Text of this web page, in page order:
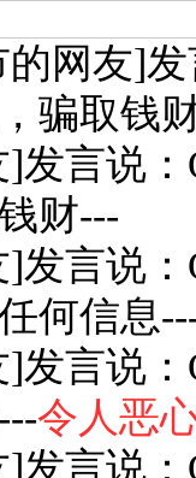
网友]
骗取钱
]发言说
财---
]发言说
何信息
]发言说
令人恶
]发言说